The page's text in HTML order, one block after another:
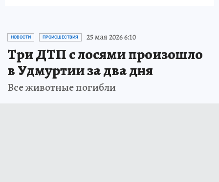
НОВОСТИ ПРОИСШЕСТВИЯ 25 мая 2026 6:10
Три ДТП с лосями произошло
в Удмуртии за два дня
Все животные погибли